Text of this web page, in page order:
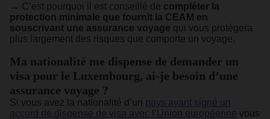
→ C’est pourquoi il est conseillé de compléter la
protection minimale que fournit la CEAM en
souscrivant une assurance voyage qui vous protègera
plus largement des risques que comporte un voyage.
Ma nationalité me dispense de demander un
visa pour le Luxembourg, ai-je besoin d’une
assurance voyage ?
Si vous avez la nationalité d’un
pays ayant signé un
accord de dispense de visa avec l’Union européenne vous